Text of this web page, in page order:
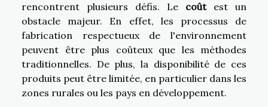
rencontrent plusieurs défis. Le coûtest un
obstacle majeur. En effet, les processus de
fabrication respectueux de l'environnement
peuvent être plus coûteux que les méthodes
traditionnelles. De plus, la disponibilité de ces
produits peut être limitée, en particulier dans les
zones rurales ou les pays en développement.